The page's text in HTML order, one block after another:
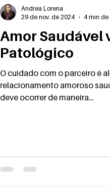
Amor Saudável
Patológico
O cuidado com o parceiro é
relacionamento amoroso
deve ocorrer de maneira...
Andrea Lorena
29 de nov. de 2024
4 min de